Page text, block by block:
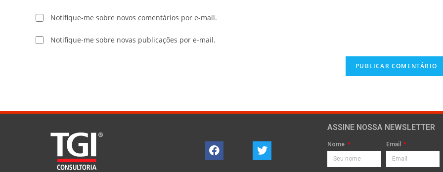
Notifique-me sobre novos comentários por e-mail.
Notifique-me sobre novas publicações por e-mail.
ASSINE NOSSA NEWSLETTER
Nome Email